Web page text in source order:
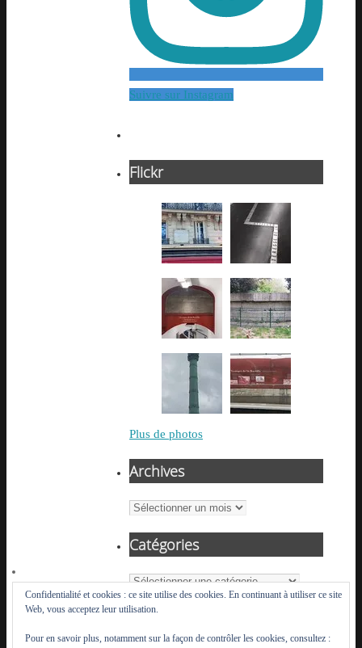
Suivre sur Instagram
Flickr
Plus de photos
Archives
Archives
Catégories
Catégories
Confidentialité et cookies : ce site utilise des cookies. En continuant à utiliser ce site
Web, vous acceptez leur utilisation.
Pour en savoir plus, notamment sur la façon de contrôler les cookies, consultez :